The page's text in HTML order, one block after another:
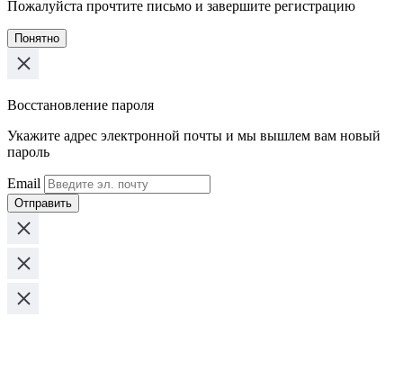
Пожалуйста прочтите письмо и завершите регистрацию
Понятно
Восстановление пароля
Укажите адрес электронной почты и мы вышлем вам новый
пароль
Email
Отправить